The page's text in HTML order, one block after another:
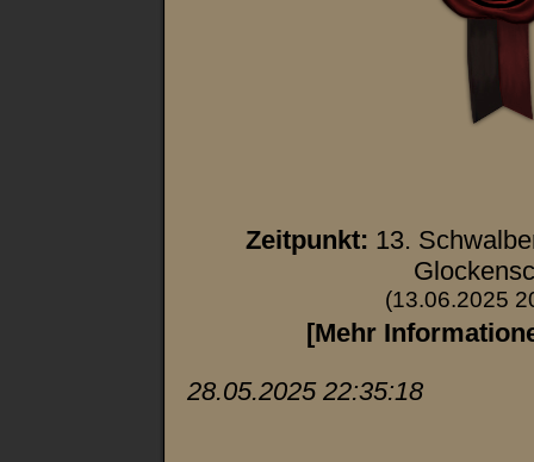
Zeitpunkt: 13.
(13.06.2025
[Mehr
28.05.2025 22:35:18